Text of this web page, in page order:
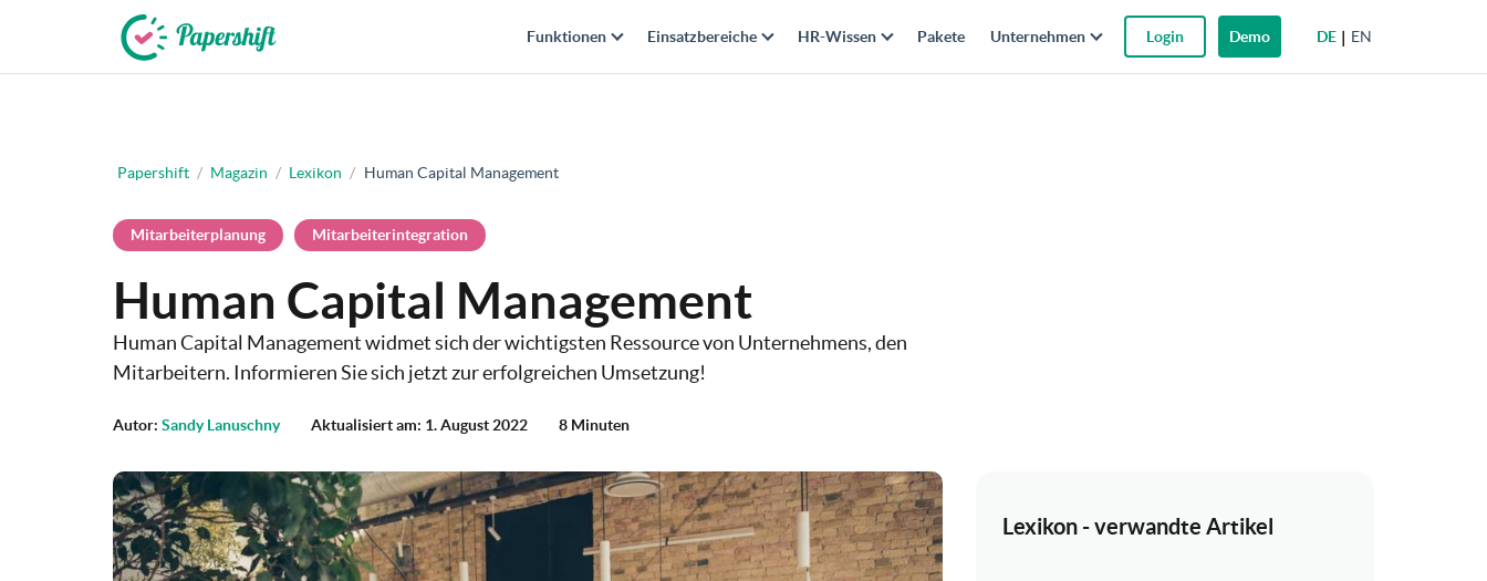
DE EN
Funktionen Einsatzbereiche HR-Wissen Pakete Unternehmen Login Demo
Papershift / Magazin / Lexikon / Human Capital Management
Mitarbeiterplanung Mitarbeiterintegration
Human Capital Management
Human Capital Management widmet sich der wichtigsten Ressource von Unternehmens, den
Mitarbeitern. Informieren Sie sich jetzt zur erfolgreichen Umsetzung!
Autor: Sandy Lanuschny Aktualisiert am: 1. August 2022 8 Minuten
Lexikon - verwandte Artikel